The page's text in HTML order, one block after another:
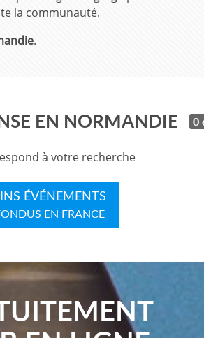
la communauté.
.
EN NORMANDIE 0
à votre recherche
ÉVÉNEMENTS
EN FRANCE